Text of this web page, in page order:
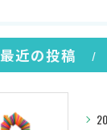
最近の投稿